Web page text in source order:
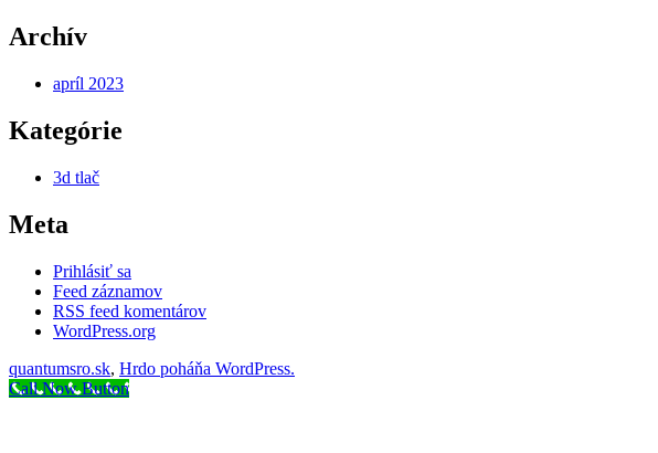
Archív
apríl 2023
Kategórie
3d tlač
Meta
Prihlásiť sa
Feed záznamov
RSS feed komentárov
WordPress.org
quantumsro.sk, Hrdo poháňa WordPress.
Call Now Button